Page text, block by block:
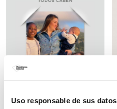
Uso responsable de sus datos